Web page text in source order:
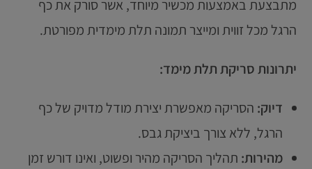
מתבצעת באמצעות מכשיר מיוחד, אשר סורק את כף
הרגל מכל זווית ומייצר תמונה תלת מימדית מפורטת.
יתרונות סריקת תלת מימד:
דיוק: הסריקה מאפשרת יצירת מודל מדויק של כף
הרגל, ללא צורך ביציקת גבס.
מהירות: תהליך הסריקה מהיר ופשוט, ואינו דורש זמן